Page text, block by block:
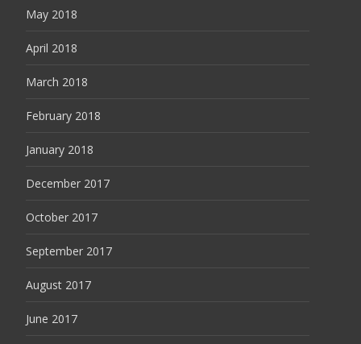
May 2018
April 2018
March 2018
February 2018
January 2018
December 2017
October 2017
September 2017
August 2017
June 2017